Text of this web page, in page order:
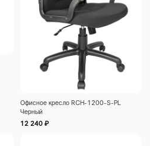
Офисное кресло RCH-1200-S-PL
Черный
12 240 ₽